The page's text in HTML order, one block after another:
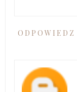
ODPOWIEDZ